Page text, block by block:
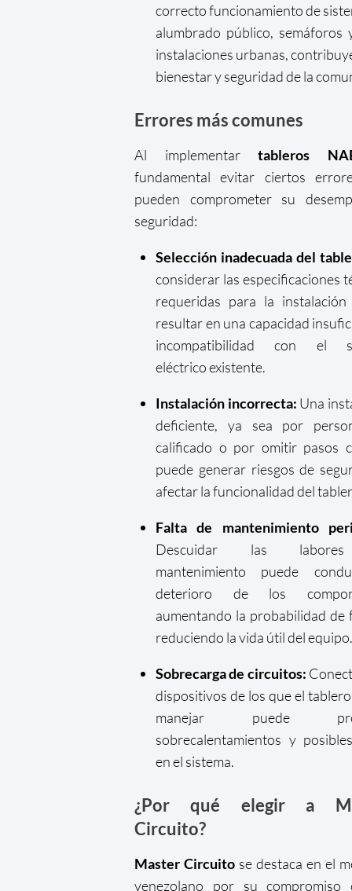
correcto funcionamiento de
alumbrado público, semáforos
instalaciones urbanas,
bienestar y seguridad de la
Errores más comunes
Al implementar tableros
fundamental evitar ciertos
pueden comprometer su
seguridad:
Selección inadecuada del
considerar las especificaciones
requeridas para la instalación
resultar en una capacidad
incompatibilidad con el
eléctrico existente.
Instalación incorrecta: Una
deficiente, ya sea por
calificado o por omitir pasos
puede generar riesgos de
afectar la funcionalidad del
Falta de mantenimiento
Descuidar las
mantenimiento puede
deterioro de los
aumentando la probabilidad de
reduciendo la vida útil del equipo.
Sobrecarga de circuitos:
dispositivos de los que el
manejar puede
sobrecalentamientos y
en el sistema.
¿Por qué elegir a
Circuito?
Master Circuito se destaca en el
venezolano por su compromiso